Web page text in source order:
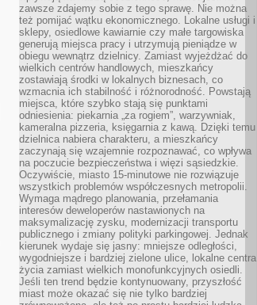
zawsze zdajemy sobie z tego sprawę. Nie można
też pomijać wątku ekonomicznego. Lokalne usługi i
sklepy, osiedlowe kawiarnie czy małe targowiska
generują miejsca pracy i utrzymują pieniądze w
obiegu wewnątrz dzielnicy. Zamiast wyjeżdżać do
wielkich centrów handlowych, mieszkańcy
zostawiają środki w lokalnych biznesach, co
wzmacnia ich stabilność i różnorodność. Powstają
miejsca, które szybko stają się punktami
odniesienia: piekarnia „za rogiem”, warzywniak,
kameralna pizzeria, księgarnia z kawą. Dzięki temu
dzielnica nabiera charakteru, a mieszkańcy
zaczynają się wzajemnie rozpoznawać, co wpływa
na poczucie bezpieczeństwa i więzi sąsiedzkie.
Oczywiście, miasto 15-minutowe nie rozwiązuje
wszystkich problemów współczesnych metropolii.
Wymaga mądrego planowania, przełamania
interesów deweloperów nastawionych na
maksymalizację zysku, modernizacji transportu
publicznego i zmiany polityki parkingowej. Jednak
kierunek wydaje się jasny: mniejsze odległości,
wygodniejsze i bardziej zielone ulice, lokalne centra
życia zamiast wielkich monofunkcyjnych osiedli.
Jeśli ten trend będzie kontynuowany, przyszłość
miast może okazać się nie tylko bardziej